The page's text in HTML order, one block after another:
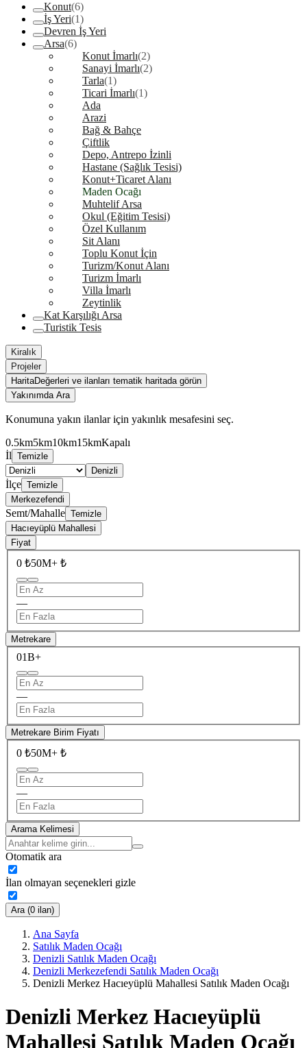
Konut(6)
İş Yeri(1)
Devren İş Yeri
Arsa(6)
Konut İmarlı(2)
Sanayi İmarlı(2)
Tarla(1)
Ticari İmarlı(1)
Ada
Arazi
Bağ & Bahçe
Çiftlik
Depo, Antrepo İzinli
Hastane (Sağlık Tesisi)
Konut+Ticaret Alanı
Maden Ocağı
Muhtelif Arsa
Okul (Eğitim Tesisi)
Özel Kullanım
Sit Alanı
Toplu Konut İçin
Turizm/Konut Alanı
Turizm İmarlı
Villa İmarlı
Zeytinlik
Kat Karşılığı Arsa
Turistik Tesis
Kiralık
Projeler
HaritaDeğerleri ve ilanları tematik haritada görün
Yakınımda Ara
Konumuna yakın ilanlar için yakınlık mesafesini seç.
0.5km5km10km15kmKapalı
İl Temizle
Denizli
İlçe Temizle
Merkezefendi
Semt/Mahalle Temizle
Hacıeyüplü Mahallesi
Fiyat
0 ₺50M+ ₺
—
Metrekare
01B+
—
Metrekare Birim Fiyatı
0 ₺50M+ ₺
—
Arama Kelimesi
Otomatik ara
İlan olmayan seçenekleri gizle
Ara (0 ilan)
Ana Sayfa
Satılık Maden Ocağı
Denizli Satılık Maden Ocağı
Denizli Merkezefendi Satılık Maden Ocağı
Denizli Merkez Hacıeyüplü Mahallesi Satılık Maden Ocağı
Denizli Merkez Hacıeyüplü
Mahallesi Satılık Maden Ocağı